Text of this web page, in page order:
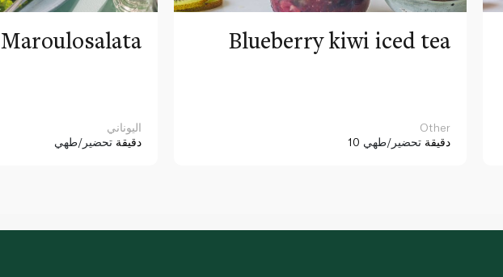
Maroulosalata
اليوناني
دقيقة تحضير/طهي
Blueberry kiwi iced tea
Other
10 دقيقة تحضير/طهي